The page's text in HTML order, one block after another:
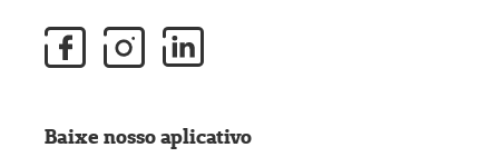
Baixe nosso aplicativo